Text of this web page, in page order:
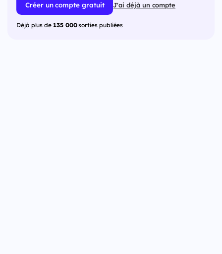
Créer un compte gratuit J'ai déjà un compte
Déjà plus de 135 000sorties publiées